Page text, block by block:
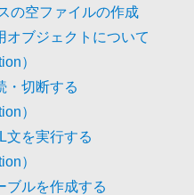
の空ファイルの作成
オブジェクトについて
）
・切断する
）
文を実行する
）
ブルを作成する